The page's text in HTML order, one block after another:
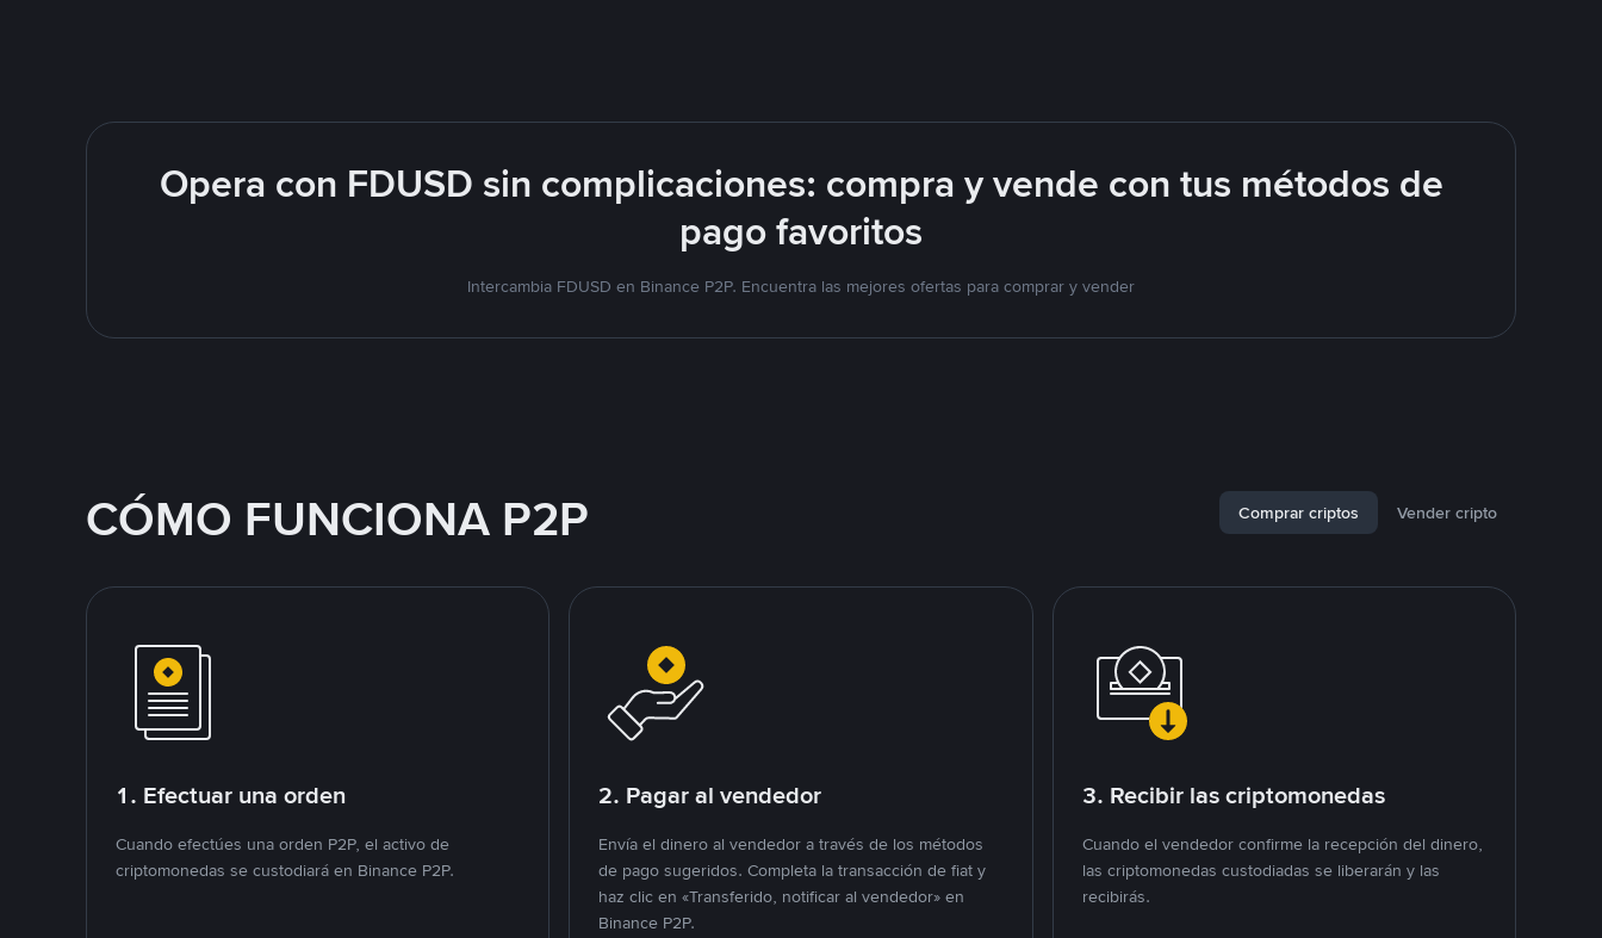
Opera con FDUSD sin complicaciones: compra y vende con tus métodos de
pago favoritos
Intercambia FDUSD en Binance P2P. Encuentra las mejores ofertas para comprar y vender
CÓMO FUNCIONA P2P Comprar criptos Vender cripto
1. Efectuar una orden
Cuando efectúes una orden P2P, el activo de
criptomonedas se custodiará en Binance P2P.
2. Pagar al vendedor
Envía el dinero al vendedor a través de los métodos
de pago sugeridos. Completa la transacción de fiat y
haz clic en «Transferido, notificar al vendedor» en
Binance P2P.
3. Recibir las criptomonedas
Cuando el vendedor confirme la recepción del dinero,
las criptomonedas custodiadas se liberarán y las
recibirás.